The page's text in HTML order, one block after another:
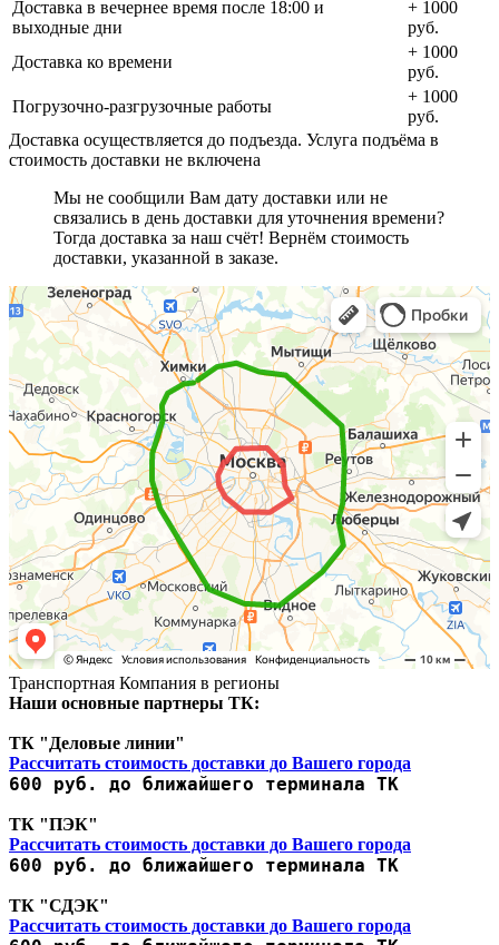
Доставка в вечернее время после 18:00 и
выходные дни
+ 1000
руб.
Доставка ко времени
+ 1000
руб.
Погрузочно-разгрузочные работы
+ 1000
руб.
Доставка осуществляется до подъезда. Услуга подъёма в
стоимость доставки не включена
Мы не сообщили Вам дату доставки или не
связались в день доставки для уточнения времени?
Тогда доставка за наш счёт! Вернём стоимость
доставки, указанной в заказе.
Транспортная Компания в регионы
Наши основные партнеры ТК:
ТК "Деловые линии"
Рассчитать стоимость доставки до Вашего города
600 руб. до ближайшего терминала ТК
ТК "ПЭК"
Рассчитать стоимость доставки до Вашего города
600 руб. до ближайшего терминала ТК
ТК "СДЭК"
Рассчитать стоимость доставки до Вашего города